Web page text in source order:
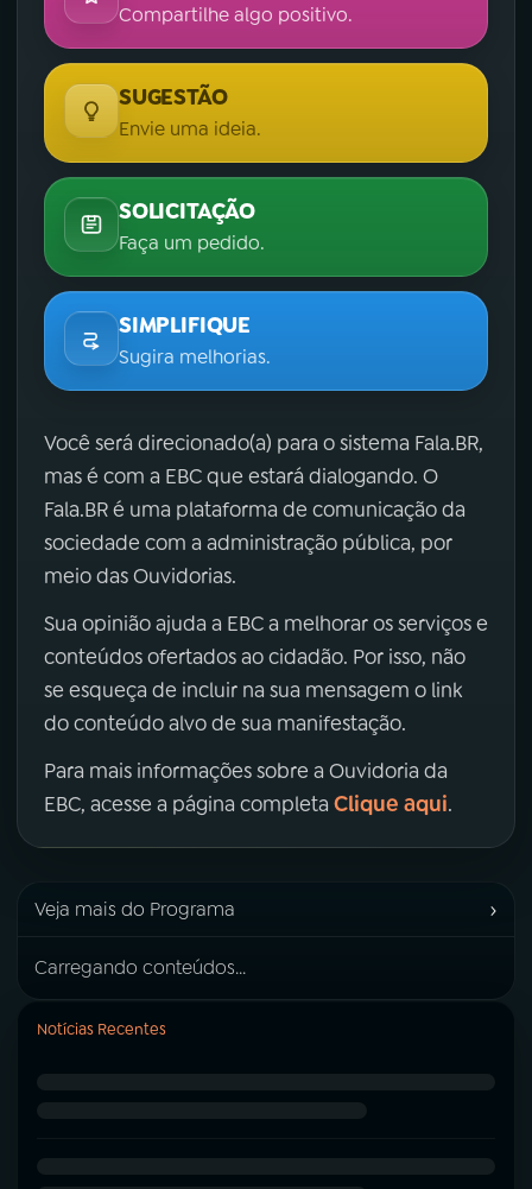
Compartilhe algo positivo.
SUGESTÃO
Envie uma ideia.
SOLICITAÇÃO
Faça um pedido.
SIMPLIFIQUE
Sugira melhorias.
Você será direcionado(a) para o sistema Fala.BR,
mas é com a EBC que estará dialogando. O
Fala.BR é uma plataforma de comunicação da
sociedade com a administração pública, por
meio das Ouvidorias.
Sua opinião ajuda a EBC a melhorar os serviços e
conteúdos ofertados ao cidadão. Por isso, não
se esqueça de incluir na sua mensagem o link
do conteúdo alvo de sua manifestação.
Para mais informações sobre a Ouvidoria da
EBC, acesse a página completa Clique aqui.
Veja mais do Programa ›
Carregando conteúdos...
Notícias Recentes